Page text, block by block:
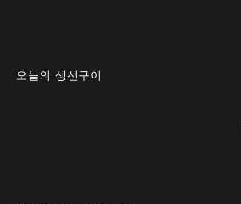
오늘의 생선구이